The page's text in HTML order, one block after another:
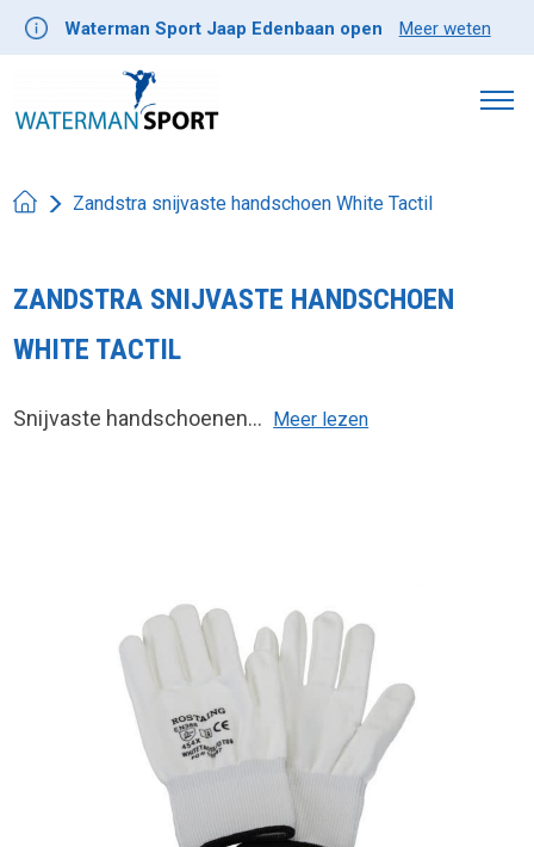
Waterman Sport Jaap Edenbaan open Meer weten
Zandstra snijvaste handschoen White Tactil
ZANDSTRA SNIJVASTE HANDSCHOEN
WHITE TACTIL
Snijvaste handschoenen... Meer lezen